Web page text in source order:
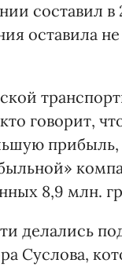
составил в
оставила
говорит,
8,9 млн.
делались
Суслова,